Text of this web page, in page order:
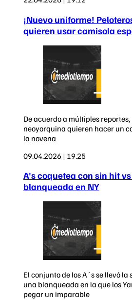
¡Nuevo uniforme!
quieren usar camisola
De acuerdo a múltiples
neoyorquina quieren hacer un
la novena
09.04.2026 | 19.25
A's coquetea con sin hit
blanqueada en NY
El conjunto de los A´s se llevó
una blanqueada en la que los
pegar un imparable